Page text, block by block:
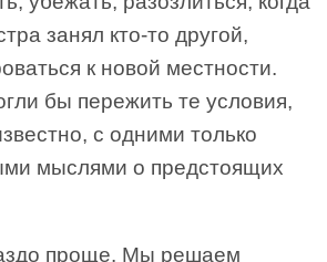
занял кто-то другой,
к новой местности.
бы пережить те условия,
с одними только
мыслями о предстоящих
проще. Мы решаем